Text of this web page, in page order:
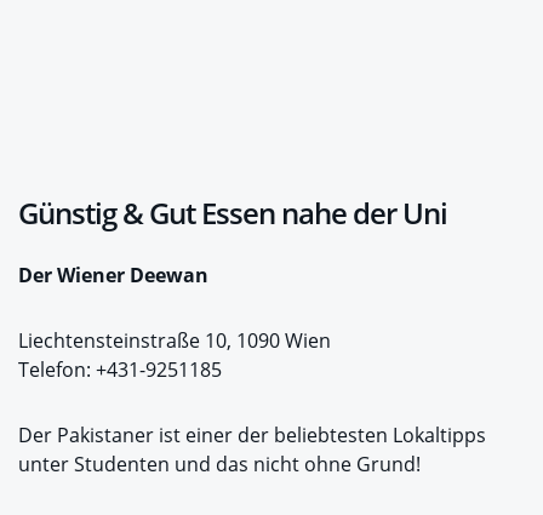
Günstig & Gut Essen nahe der Uni
Der Wiener Deewan
Liechtensteinstraße 10, 1090 Wien
Telefon: +431-9251185
Der Pakistaner ist einer der beliebtesten Lokaltipps
unter Studenten und das nicht ohne Grund!